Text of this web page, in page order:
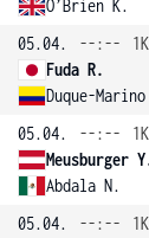
O’Brien K.
05.04.
--:--
1K
Fuda R.
Duque-Marino
05.04.
--:--
1K
Meusburger
Abdala N.
05.04.
--:--
1K